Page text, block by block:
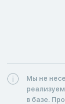
Мы не
в базе.